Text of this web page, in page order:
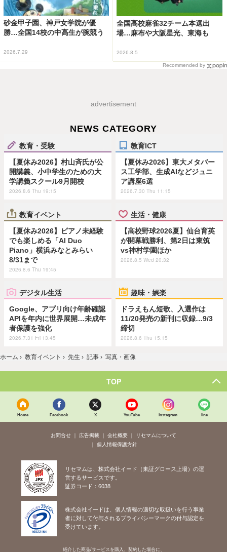
砂金甲子園、神戸女学院が優
勝…全国14校の中高生が腕競う
2026.7.29
全国高校麻雀32チーム本選出
場…麻布や大阪星光、東海も
2026.8.5
Recommended by
advertisement
NEWS CATEGORY
教育・受験
【夏休み2026】村山斉氏が公
開講義、小中学生のための大
学講義スクール9月開校
2026.8.6 Thu 19:15
教育ICT
【夏休み2026】東大メタバー
ス工学部、生成AIなどジュニ
ア講座6選
2026.7.30 Thu 11:15
教育イベント
【夏休み2026】ピアノ未経験
でも楽しめる「AI Duo
Piano」横浜みなとみらい
8/31まで
2026.8.6 Thu 19:45
生活・健康
【高校野球2026夏】仙台育英
が開幕戦勝利、第2日は東筑
vs神村学園ほか
2026.8.5 Wed 20:32
デジタル生活
Google、アプリ向け年齢確認
APIを年内に世界展開…未成年
者保護を強化
2026.7.31 Fri 13:45
趣味・娯楽
ドラえもん短歌、入選作は
11/20発売の新刊に収録…9/3
締切
2026.8.6 Thu 15:15
ホーム › 教育イベント › 先生 › 記事 › 写真・画像
TOP
Home Facebook X YouTube Instagram line
お問合せ 広告掲載 会社概要
リセマムについて
個人情報保護方針
リセマムは、株式会社イード（東証グロース上場）の運
営するサービスです。
証券コード：6038
株式会社イードは、個人情報の適切な取扱いを行う事業
者に対して付与されるプライバシーマークの付与認定を
受けています。
紹介した商品/サービスを購入、契約した場合に、